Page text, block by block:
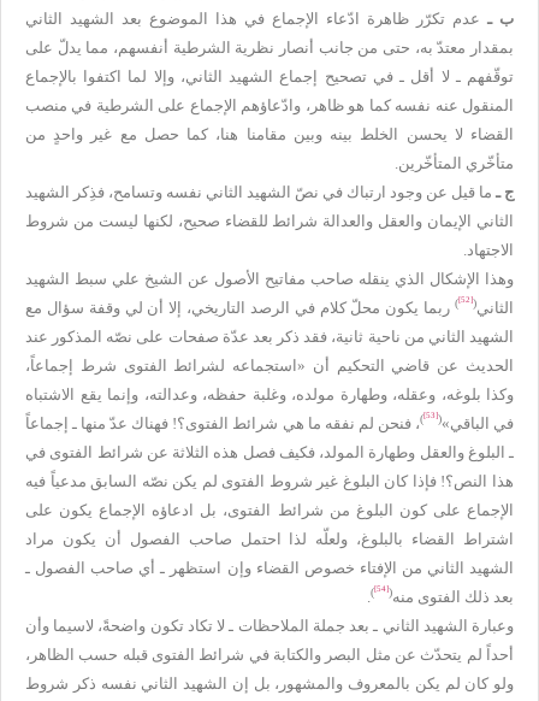
ب ـ عدم تكرّر ظاهرة ادّعاء الإجماع في هذا الموضوع بعد الشهيد الثاني
بمقدار معتدّ به، حتى من جانب أنصار نظرية الشرطية أنفسهم، مما يدلّ على
توقّفهم ـ لا أقل ـ في تصحيح إجماع الشهيد الثاني، وإلا لما اكتفوا بالإجماع
المنقول عنه نفسه كما هو ظاهر، وادّعاؤهم الإجماع على الشرطية في منصب
القضاء لا يحسن الخلط بينه وبين مقامنا هنا، كما حصل مع غير واحدٍ من
متأخّري المتأخّرين.
ج ـ ما قيل عن وجود ارتباك في نصّ الشهيد الثاني نفسه وتسامح، فذِكر الشهيد
الثاني الإيمان والعقل والعدالة شرائط للقضاء صحيح، لكنها ليست من شروط
الاجتهاد.
وهذا الإشكال الذي ينقله صاحب مفاتيح الأصول عن الشيخ علي سبط الشهيد
الثاني(
[52]
) ربما يكون محلّ كلام في الرصد التاريخي، إلا أن لي وقفة سؤال مع
الشهيد الثاني من ناحية ثانية، فقد ذكر بعد عدّة صفحات على نصّه المذكور عند
الحديث عن قاضي التحكيم أن «استجماعه لشرائط الفتوى شرط إجماعاً،
وكذا بلوغه، وعقله، وطهارة مولده، وغلبة حفظه، وعدالته، وإنما يقع الاشتباه
في الباقي»(
[53]
)، فنحن لم نفقه ما هي شرائط الفتوى؟! فهناك عدّ منها ـ إجماعاً
ـ البلوغ والعقل وطهارة المولد، فكيف فصل هذه الثلاثة عن شرائط الفتوى في
هذا النص؟! فإذا كان البلوغ غير شروط الفتوى لم يكن نصّه السابق مدعياً فيه
الإجماع على كون البلوغ من شرائط الفتوى، بل ادعاؤه الإجماع يكون على
اشتراط القضاء بالبلوغ، ولعلّه لذا احتمل صاحب الفصول أن يكون مراد
الشهيد الثاني من الإفتاء خصوص القضاء وإن استظهر ـ أي صاحب الفصول ـ
بعد ذلك الفتوى منه(
[54]
)
وعبارة الشهيد الثاني ـ بعد جملة الملاحظات ـ لا تكاد تكون واضحةً، لاسيما وأن
أحداً لم يتحدّث عن مثل البصر والكتابة في شرائط الفتوى قبله حسب الظاهر،
ولو كان لم يكن بالمعروف والمشهور، بل إن الشهيد الثاني نفسه ذكر شروط